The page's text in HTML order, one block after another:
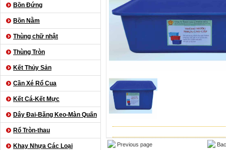
Bồn Đứng
Bồn Nằm
Thùng chữ nhật
Thùng Tròn
Kết Thủy Sản
Cần Xé Rổ Cua
Kết Cá-Kết Mực
Dây Đai-Băng Keo-Màn Quấn
Rổ Tròn-thau
Khay Nhựa Các Loại Previous page